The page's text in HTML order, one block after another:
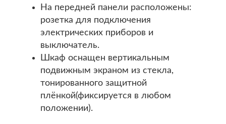
На передней панели расположены:
розетка для подключения
электрических приборов и
выключатель.
Шкаф оснащен вертикальным
подвижным экраном из стекла,
тонированного защитной
плёнкой(фиксируется в любом
положении).